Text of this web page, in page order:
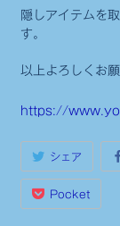
隠しアイテムを
す。
以上よろしくお
https://
シェア
Pocket